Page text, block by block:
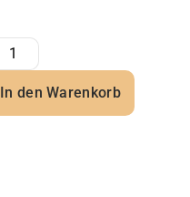
In den Warenkorb